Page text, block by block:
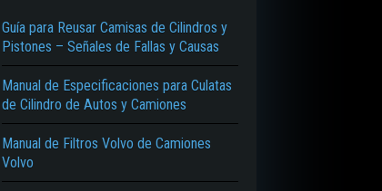
Guía para Reusar Camisas de Cilindros y
Pistones – Señales de Fallas y Causas
Manual de Especificaciones para Culatas
de Cilindro de Autos y Camiones
Manual de Filtros Volvo de Camiones
Volvo